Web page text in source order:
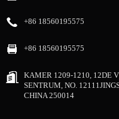
+86 18560195575
+86 18560195575
KAMER 1209-1210, 12DE
SENTRUM, NO.
CHINA 250014